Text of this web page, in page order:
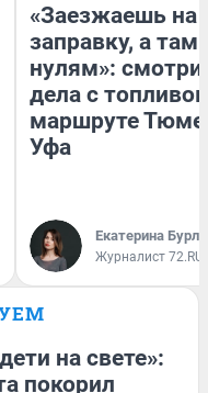
«Заезжаешь на
заправку, а там
нулям»:
дела с
маршруте
Уфа
Екатерина
Журналист 72.RU
на свете»:
покорил